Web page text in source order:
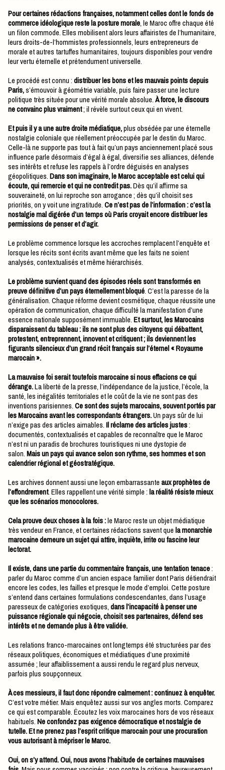
Pour certaines rédactions françaises, notamment celles dont le fonds de
commerce idéologique reste la posture morale, le Maroc offre chaque été
un filon commode. Elles mobilisent alors leurs affairistes de l’humanitaire,
leurs droits-de-l’hommistes professionnels, leurs entrepreneurs de
morale et autres tartuffes humanitaires, toujours disponibles pour vendre
leur vertu éternelle et prétendument universelle.
Le procédé est connu :distribuer les bons et les mauvais points depuis
Paris,s’émouvoir à géométrie variable, puis faire passer une lecture
politique très située pour une vérité morale absolue.À force, le discours
ne convainc plus vraiment; il révèle surtout ceux qui en vivent.
Et puis il y a une autre droite médiatique,plus obsédée par une éternelle
nostalgie coloniale que réellement préoccupée par le destin du Maroc.
Celle-là ne supporte pas tout à fait qu’un pays anciennement placé sous
influence parle désormais d’égal à égal, diversifie ses alliances, défende
ses intérêts et refuse les rappels à l’ordre déguisés en analyses
géopolitiques.Dans son imaginaire, le Maroc acceptable est celui qui
écoute, qui remercie et qui ne contredit pas.Dès qu’il affirme sa
souveraineté, on lui reproche son arrogance ; dès qu’il choisit ses
priorités, on y voit une ingratitude.Ce n’est pas de l’information : c’est la
nostalgie mal digérée d’un temps où Paris croyait encore distribuer les
permissions de penser et d’agir.
Le problème commence lorsque les accroches remplacent l’enquête et
lorsque les récits sont écrits avant même que les faits ne soient
analysés, contextualisés et même hiérarchisés.
Le problème survient quand des épisodes réels sont transformés en
preuve définitive d’un pays éternellement bloqué. C’est la paresse de la
généralisation. Chaque réforme devient cosmétique, chaque réussite une
opération de communication, chaque difficulté la manifestation d’une
essence nationale supposément immuable.Et surtout, les Marocains
disparaissent du tableau : ils ne sont plus des citoyens qui débattent,
protestent, entreprennent, innovent et critiquent ; ils deviennent les
figurants silencieux d’un grand récit français sur l’éternel « Royaume
marocain ».
La mauvaise foi serait toutefois marocaine si nous effacions ce qui
dérange.La liberté de la presse, l’indépendance de la justice, l’école, la
santé, les inégalités territoriales et le coût de la vie ne sont pas des
inventions parisiennes.Ce sont des sujets marocains, souvent portés par
les Marocains avant les correspondants étrangers.Un pays sûr de lui
n’exige pas des articles aimables.Il réclame des articles justes:
documentés, contextualisés et capables de reconnaître que le Maroc
n’est ni un paradis de brochures touristiques ni une dystopie de
salon.Mais un pays qui avance selon son rythme, ses hommes et son
calendrier régional et géostratégique.
Les archives donnent aussi une leçon embarrassanteaux prophètes de
l’effondrement. Elles rappellent une vérité simple :la réalité résiste mieux
que les scénarios monocolores.
Cela prouve deux choses à la fois :le Maroc reste un objet médiatique
très vendeur en France, et certaines rédactions savent quela monarchie
marocaine demeure un sujet qui attire, inquiète, irrite ou fascine leur
lectorat.
Il existe, dans une partie du commentaire français, une tentation tenace:
parler du Maroc comme d’un ancien espace familier dont Paris détiendrait
encore les codes, les failles et presque le mode d’emploi. Cette posture
s’entend dans certaines formulations condescendantes, dans l’usage
paresseux de catégories exotiques,dans l’incapacité à penser une
puissance régionale qui négocie, choisit ses partenaires, défend ses
intérêts et ne demande plus à être validée.
Les relations franco-marocaines ont longtemps été structurées par des
réseaux politiques, économiques et médiatiques d’une proximité
assumée ; leur affaiblissement a aussi rendu le regard plus nerveux,
parfois plus soupçonneux.
À ces messieurs, il faut donc répondre calmement : continuez à enquêter.
C’est votre métier. Mais enquêtez aussi sur vos angles morts. Comparez
ce qui est comparable. Écoutez les voix marocaines hors de vos réseaux
habituels.Ne confondez pas exigence démocratique et nostalgie de
tutelle.Et ne prenez pas l’esprit critique marocain pour une procuration
vous autorisant à mépriser le Maroc.
Oui, on s’y attend. Oui, nous avons l’habitude de certaines mauvaises